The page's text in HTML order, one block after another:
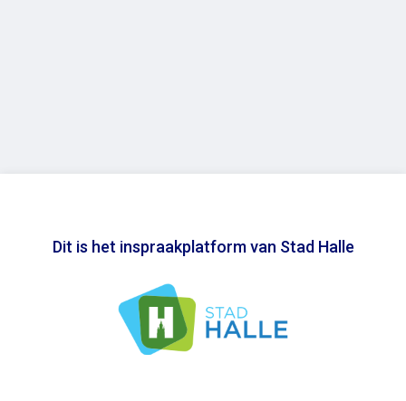
Dit is het inspraakplatform van Stad Halle